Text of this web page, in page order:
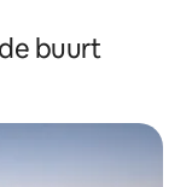
buurt